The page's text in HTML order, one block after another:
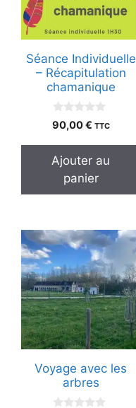
Séance Individuelle
– Récapitulation
chamanique
0
s
5
90,00€ TTC
Ajouter au
panier
Voyage avec les
arbres